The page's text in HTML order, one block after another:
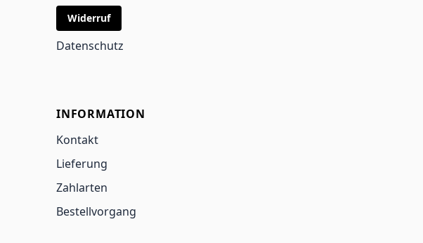
Widerruf
Datenschutz
INFORMATION
Kontakt
Lieferung
Zahlarten
Bestellvorgang